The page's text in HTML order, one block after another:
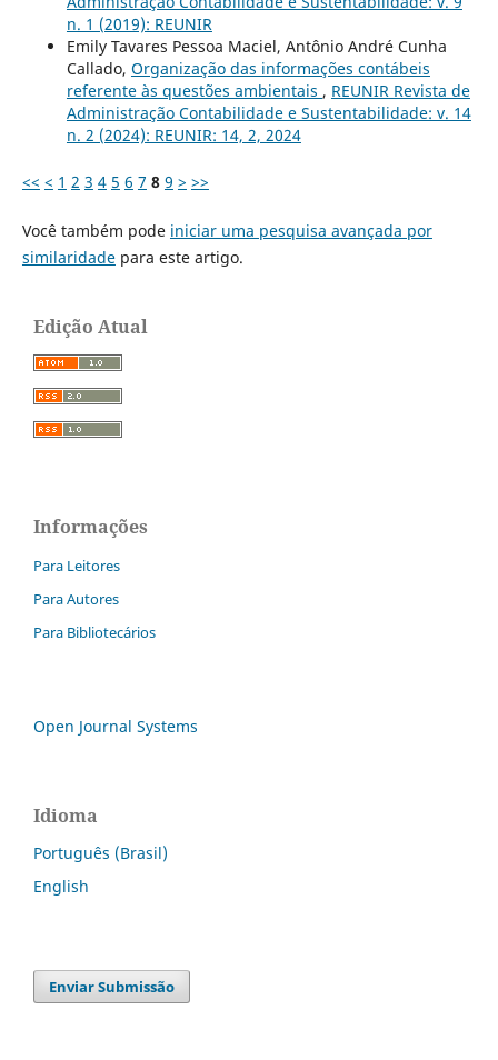
n. 1 (2019): REUNIR
Emily Tavares Pessoa Maciel, Antônio André Cunha
Callado, Organização das informações contábeis
referente às questões ambientais , REUNIR Revista de
Administração Contabilidade e Sustentabilidade: v. 14
n. 2 (2024): REUNIR: 14, 2, 2024
<< < 1 2 3 4 5 6 7 8 9 > >>
Você também pode iniciar uma pesquisa avançada por
similaridadepara este artigo.
Edição Atual
Informações
Para Leitores
Para Autores
Para Bibliotecários
Open Journal Systems
Idioma
Português (Brasil)
English
Enviar Submissão